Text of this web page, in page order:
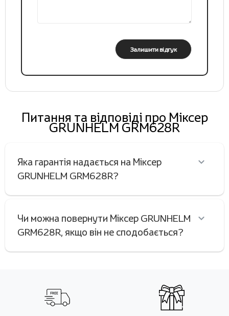
Залишити відгук
Питання та відповіді про Міксер
GRUNHELM GRM628R
Яка гарантія надається на Міксер
GRUNHELM GRM628R?
Чи можна повернути Міксер GRUNHELM
GRM628R, якщо він не сподобається?